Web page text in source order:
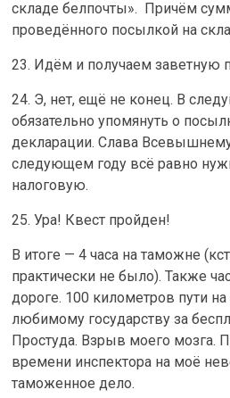
складе белпочты». Причём
проведённого посылкой на
23. Идём и получаем заветную
24. Э, нет, ещё не конец. В
обязательно упомянуть о
декларации. Слава
следующем году всё равно
налоговую.
25. Ура! Квест пройден!
В итоге — 4 часа на таможне
практически не было). Также
дороге. 100 километров пути
любимому государству за
Простуда. Взрыв моего мозга.
времени инспектора на моё
таможенное дело.